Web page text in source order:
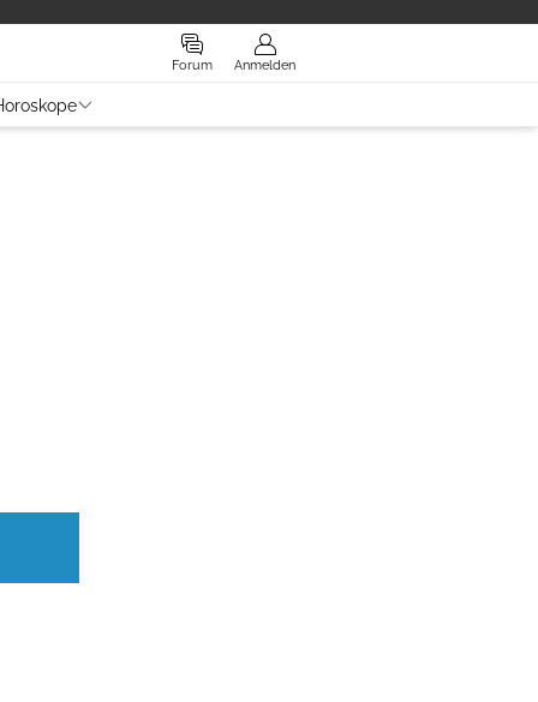
Forum Anmelden